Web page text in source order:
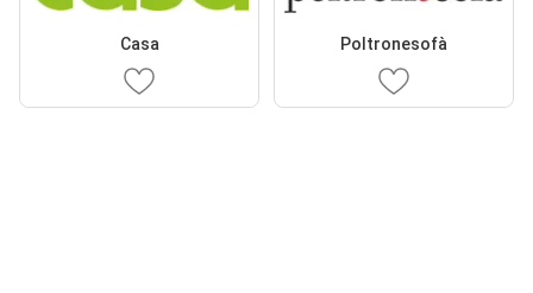
Casa Poltronesofà